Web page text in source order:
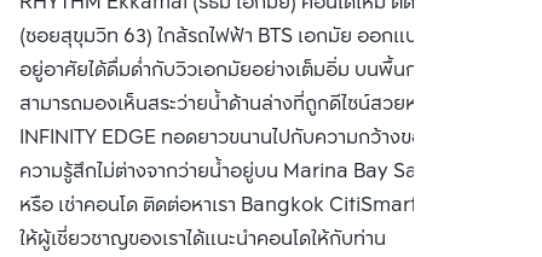
(ซอยสุขุมวิท 63) ใกล้รถไฟฟ้า BTS เอกมัย ออกแบบมาเพื่อให้ผู้
อยู่อาศัยได้ดื่มด่ำกับวิวเอกมัยอย่างเต็มอิ่ม บนพื้นกระจกใสที่
สามารถมองเห็นสระว่ายน้ำด้านล่างที่ถูกดีไซน์สวยหรู แบบ
INFINITY EDGE ทอดยาวขนานไปกับความกว้างของอาคาร ให้
ความรู้สึกไม่ต่างจากว่ายน้ำอยู่บน Marina Bay Sands ซื้อ ขาย
หรือ เช่าคอนโด ติดต่อหาเรา Bangkok CitiSmart ได้ทันที เพื่อ
ให้ผู้เชี่ยวชาญของเราได้แนะนำคอนโดให้กับท่าน